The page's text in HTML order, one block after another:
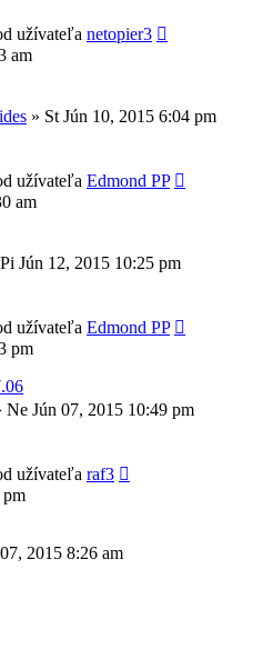
užívateľa netopier3
am
» St Jún 10, 2015 6:04 pm
užívateľa Edmond PP
am
Pi Jún 12, 2015 10:25 pm
užívateľa Edmond PP
pm
Ne Jún 07, 2015 10:49 pm
užívateľa raf3
pm
2015 8:26 am